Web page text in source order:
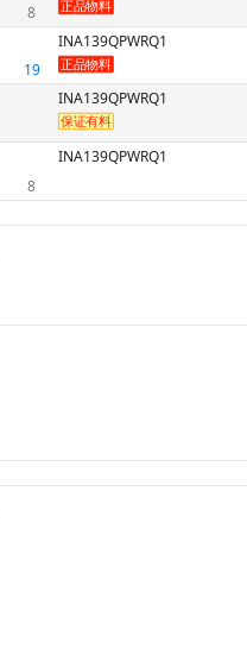
8
19
INA139QPWRQ1
INA139QPWRQ1
8
INA139QPWRQ1